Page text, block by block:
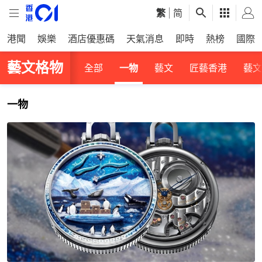
繁 简
港聞 娛樂 酒店優惠碼 天氣消息 即時 熱榜 國際
藝文格物 全部 一物 藝文 匠藝香港 藝
一物